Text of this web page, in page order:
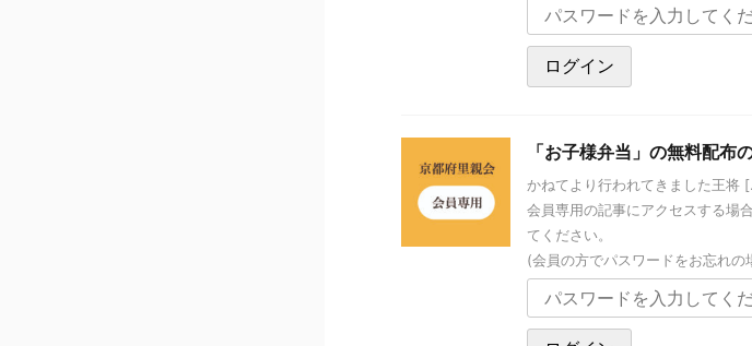
「お子様弁当」の無料配布
かねてより行われてきました王将
会員専用の記事にアクセスする場
てください。
(会員の方でパスワードをお忘れの